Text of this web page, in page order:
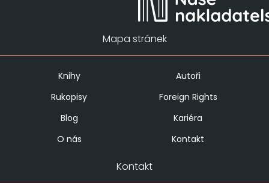
Mapa stránek
Knihy
Autoři
Rukopisy
Foreign Rights
Blog
Kariéra
O nás
Kontakt
Kontakt